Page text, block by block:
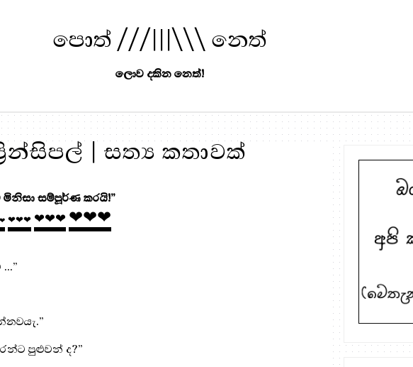
පොත් ///|||\\\ නෙත්
ලොව දකින නෙත්!
| සත්‍ය කතාවක්
මිනිසා සම්පූර්ණ කරයි!”
❤❤❤ ❤❤❤ ❤❤❤
”
”
පුළුවන් ද?”